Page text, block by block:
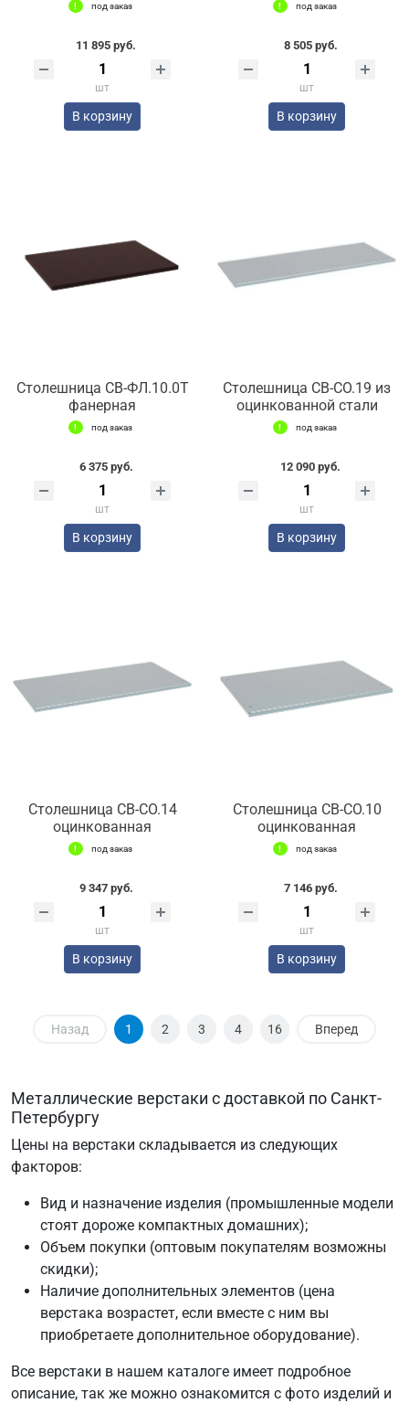
под заказ
11 895 руб.
шт
В корзину
под заказ
8 505 руб.
шт
В корзину
Столешница СВ-ФЛ.10.0Т
фанерная
под заказ
6 375 руб.
шт
В корзину
Столешница СВ-СО.19 из
оцинкованной стали
под заказ
12 090 руб.
шт
В корзину
Столешница СВ-СО.14
оцинкованная
под заказ
9 347 руб.
шт
В корзину
Столешница СВ-СО.10
оцинкованная
под заказ
7 146 руб.
шт
В корзину
Назад 1 2 3 4 16 Вперед
Металлические верстаки с доставкой по Санкт-
Петербургу
Цены на верстаки складывается из следующих
факторов:
Вид и назначение изделия (промышленные модели
стоят дороже компактных домашних);
Объем покупки (оптовым покупателям возможны
скидки);
Наличие дополнительных элементов (цена
верстака возрастет, если вместе с ним вы
приобретаете дополнительное оборудование).
Все верстаки в нашем каталоге имеет подробное
описание, так же можно ознакомится с фото изделий и